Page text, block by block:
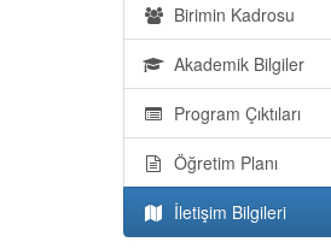
Birimin Kadrosu
Akademik Bilgiler
Program Çıktıları
Öğretim Planı
İletişim Bilgileri